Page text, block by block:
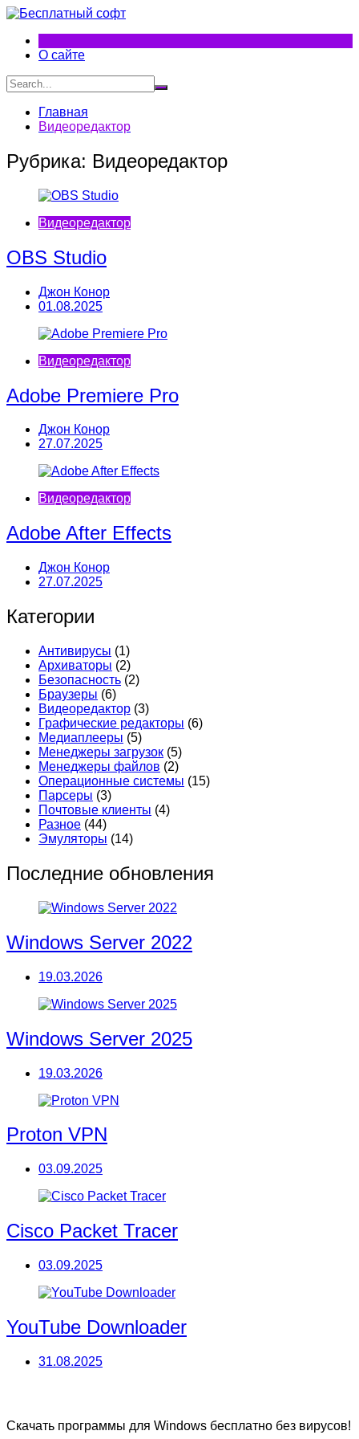
Перейти
содержимому
О сайте
Главная
Видеоредактор
Рубрика: Видеоредактор
Видеоредактор
OBS Studio
Джон Конор
01.08.2025
Видеоредактор
Adobe Premiere Pro
Джон Конор
27.07.2025
Видеоредактор
Adobe After Effects
Джон Конор
27.07.2025
Категории
Антивирусы (1)
Архиваторы (2)
Безопасность (2)
Браузеры (6)
Видеоредактор (3)
Графические редакторы (6)
Медиаплееры (5)
Менеджеры загрузок (5)
Менеджеры файлов (2)
Операционные системы (15)
Парсеры (3)
Почтовые клиенты (4)
Разное (44)
Эмуляторы (14)
Последние обновления
Windows Server 2022
19.03.2026
Windows Server 2025
19.03.2026
Proton VPN
03.09.2025
Cisco Packet Tracer
03.09.2025
YouTube Downloader
31.08.2025
Скачать программы для Windows бесплатно без вирусов!